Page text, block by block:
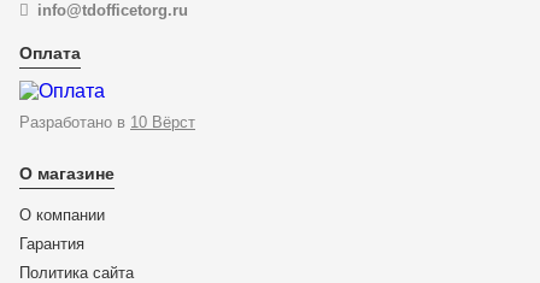
info@tdofficetorg.ru
Оплата
Разработано в 10 Вёрст
О магазине
О компании
Гарантия
Политика сайта